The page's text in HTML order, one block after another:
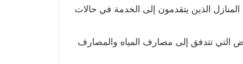
الذين يتقدمون إلى الخدمة في حالات
التي تتدفق إلى مصارف المياه والمصارف